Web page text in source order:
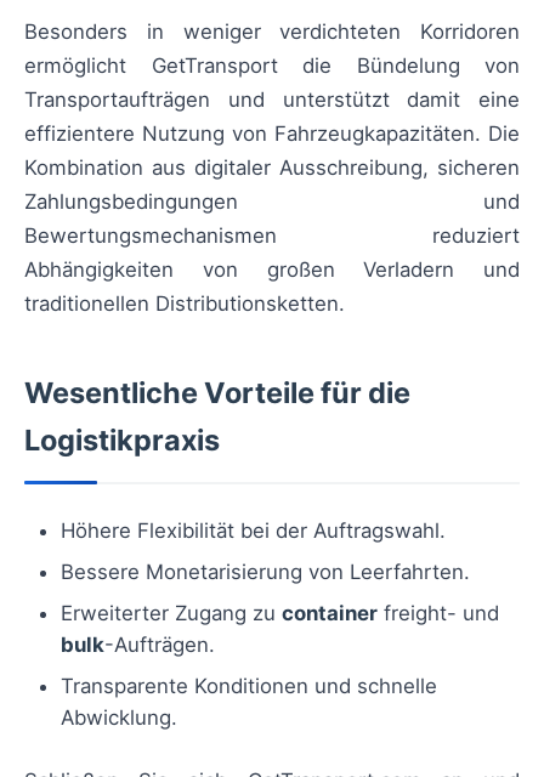
Besonders in weniger verdichteten Korridoren
ermöglicht GetTransport die Bündelung von
Transportaufträgen und unterstützt damit eine
effizientere Nutzung von Fahrzeugkapazitäten. Die
Kombination aus digitaler Ausschreibung, sicheren
Zahlungsbedingungen und
Bewertungsmechanismen reduziert
Abhängigkeiten von großen Verladern und
traditionellen Distributionsketten.
Wesentliche Vorteile für die
Logistikpraxis
Höhere Flexibilität bei der Auftragswahl.
Bessere Monetarisierung von Leerfahrten.
Erweiterter Zugang zu container freight- und
bulk-Aufträgen.
Transparente Konditionen und schnelle
Abwicklung.